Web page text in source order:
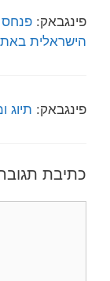
פינגבאק: פנחס
הישראלית באתר
פינגבאק: תיוג
כתיבת